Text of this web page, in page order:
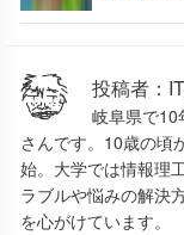
投稿者：
岐阜県で10
さんです。10歳の頃
始。大学では情報理
ラブルや悩みの解決
を心がけています。